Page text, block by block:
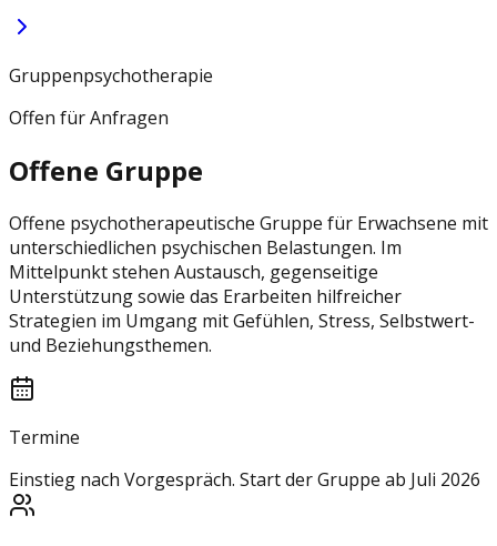
Gruppenpsychotherapie
Offen für Anfragen
Offene Gruppe
Offene psychotherapeutische Gruppe für Erwachsene mit
unterschiedlichen psychischen Belastungen. Im
Mittelpunkt stehen Austausch, gegenseitige
Unterstützung sowie das Erarbeiten hilfreicher
Strategien im Umgang mit Gefühlen, Stress, Selbstwert-
und Beziehungsthemen.
Termine
Einstieg nach Vorgespräch. Start der Gruppe ab Juli 2026